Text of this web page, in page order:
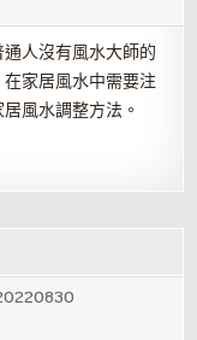
人沒有風水大師的
家居風水中需要注
風水調整方法。